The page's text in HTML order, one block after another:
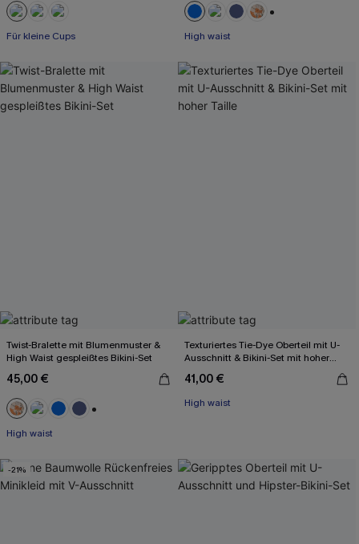
Für kleine Cups High waist
Twist-Bralette mit Blumenmuster &
High Waist gespleißtes Bikini-Set
45,00 €
High waist
Texturiertes Tie-Dye Oberteil mit U-
Ausschnitt & Bikini-Set mit hoher
41,00 €
High waist
-21%